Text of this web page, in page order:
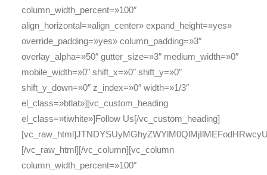
column_width_percent=»100″
align_horizontal=»align_center» expand_height=»yes»
override_padding=»yes» column_padding=»3″
overlay_alpha=»50″ gutter_size=»3″ medium_width=»0″
mobile_width=»0″ shift_x=»0″ shift_y=»0″
shift_y_down=»0″ z_index=»0″ width=»1/3″
el_class=»btlat»][vc_custom_heading
el_class=»tiwhite»]Follow Us[/vc_custom_heading]
[/vc_raw_html][/vc_column][vc_column
column_width_percent=»100″